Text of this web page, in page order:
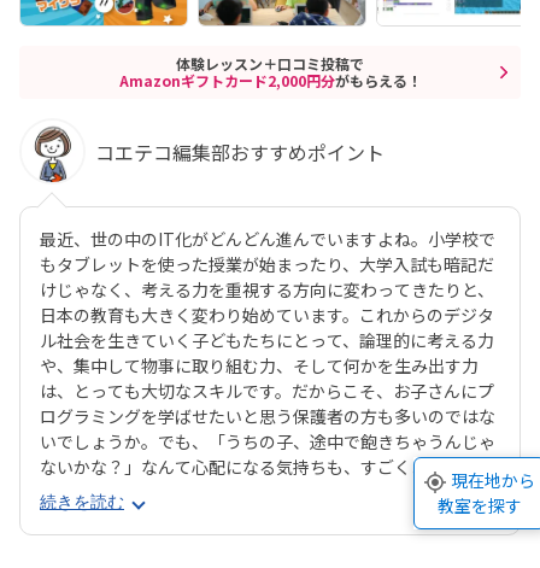
体験レッスン＋口コミ投稿で
Amazonギフトカード2,000円分がもらえる！
コエテコ編集部おすすめポイント
最近、世の中のIT化がどんどん進んでいますよね。小学校で
もタブレットを使った授業が始まったり、大学入試も暗記だ
けじゃなく、考える力を重視する方向に変わってきたりと、
日本の教育も大きく変わり始めています。これからのデジタ
ル社会を生きていく子どもたちにとって、論理的に考える力
や、集中して物事に取り組む力、そして何かを生み出す力
は、とっても大切なスキルです。だからこそ、お子さんにプ
ログラミングを学ばせたいと思う保護者の方も多いのではな
いでしょうか。でも、「うちの子、途中で飽きちゃうんじゃ
ないかな？」なんて心配になる気持ちも、すごくよく分かり
ます。そんな方にぜひおすすめしたいのが、デジタネプログ
ラミング教室なんです。デジタネには、子どもたちが夢中に
なって取り組める工夫がたくさんあります。特にお子様たち
続きを読む
現在地から
教室を探す